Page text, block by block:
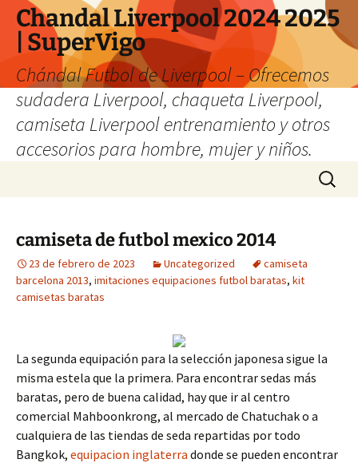
Chandal Liverpool 2024 2025
| SuperVigo
Chándal Futbol de Liverpool – Ofrecemos
sudadera Liverpool, chaqueta Liverpool,
camiseta Liverpool entrenamiento y otros
accesorios para hombre, mujer y niños.
Buscar:
camiseta de futbol mexico 2014
23 de febrero de 2023 Uncategorized
camiseta
barcelona 2013, imitaciones equipaciones futbol baratas, kit
camisetas baratas
La segunda equipación para la selección japonesa sigue la
misma estela que la primera. Para encontrar sedas más
baratas, pero de buena calidad, hay que ir al centro
comercial Mahboonkrong, al mercado de Chatuchak o a
cualquiera de las tiendas de seda repartidas por todo
Bangkok, equipacion inglaterra donde se pueden encontrar